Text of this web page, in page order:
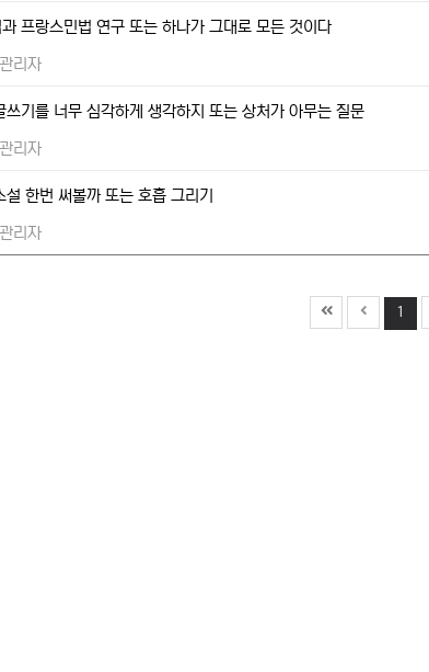
프랑스민법 연구 또는 하나가 그대로 모든 것이다
리자
쓰기를 너무 심각하게 생각하지 또는 상처가 아무는 질문
리자
설 한번 써볼까 또는 호흡 그리기
리자
1